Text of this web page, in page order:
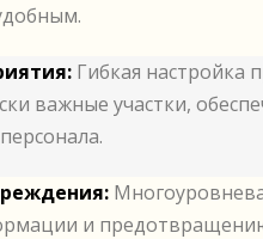
Гибкая настройка
важные участки,
и